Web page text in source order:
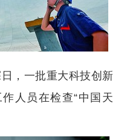
日，一批重大科技创新
人员在检查“中国天